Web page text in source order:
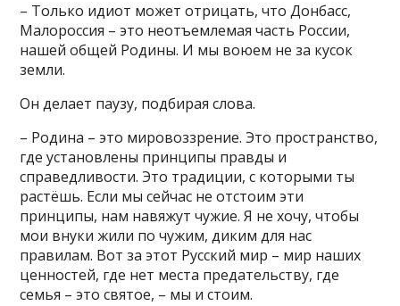
– Только идиот может отрицать, что Донбасс,
Малороссия – это неотъемлемая часть России,
нашей общей Родины. И мы воюем не за кусок
земли.
Он делает паузу, подбирая слова.
– Родина – это мировоззрение. Это пространство,
где установлены принципы правды и
справедливости. Это традиции, с которыми ты
растёшь. Если мы сейчас не отстоим эти
принципы, нам навяжут чужие. Я не хочу, чтобы
мои внуки жили по чужим, диким для нас
правилам. Вот за этот Русский мир – мир наших
ценностей, где нет места предательству, где
семья – это святое, – мы и стоим.